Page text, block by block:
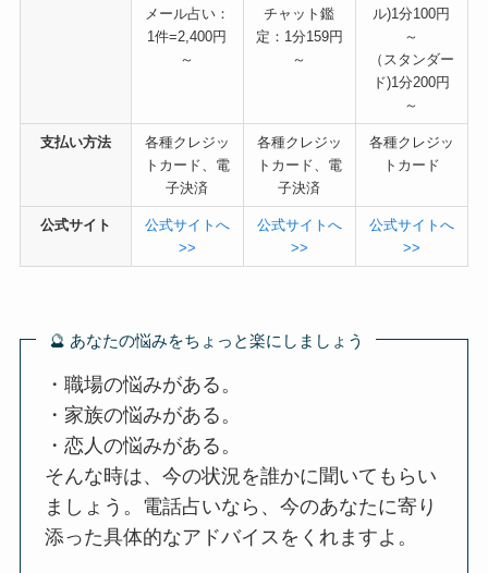
メール占い：
1件=2,400円
～
チャット鑑
定：1分159円
～
ル)1分100円
～
（スタンダー
ド)1分200円
～
支払い方法
各種クレジッ
トカード、電
子決済
各種クレジッ
トカード、電
子決済
各種クレジッ
トカード
公式サイト
公式サイトへ
>>
公式サイトへ
>>
公式サイトへ
>>
🔮 あなたの悩みをちょっと楽にしましょう
・職場の悩みがある。
・家族の悩みがある。
・恋人の悩みがある。
そんな時は、今の状況を誰かに聞いてもらい
ましょう。電話占いなら、今のあなたに寄り
添った具体的なアドバイスをくれますよ。